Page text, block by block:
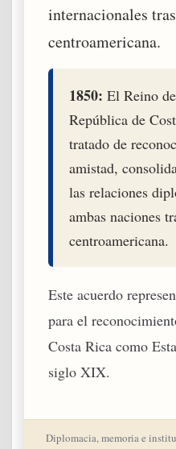
internacionales
centroamericana.
1850: El Reino
República de
tratado de
amistad,
las relaciones
ambas naciones
centroamericana.
Este acuerdo
para el
Costa Rica como
siglo XIX.
Diplomacia, memoria e